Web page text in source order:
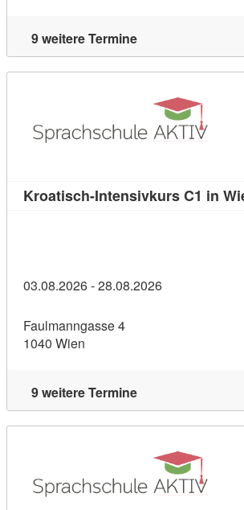
9 weitere Termine
Kroatisch-Intensivkurs C1 in
03.08.2026 - 28.08.2026
Faulmanngasse 4
1040 Wien
9 weitere Termine